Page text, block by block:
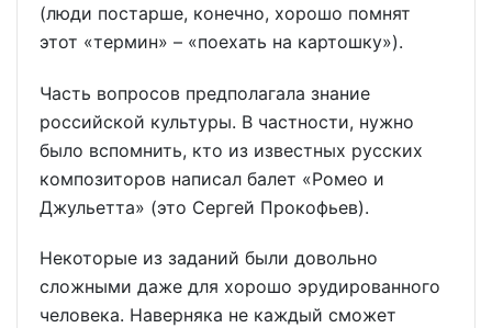
(люди постарше, конечно, хорошо помнят
этот «термин» – «поехать на картошку»).
Часть вопросов предполагала знание
российской культуры. В частности, нужно
было вспомнить, кто из известных русских
композиторов написал балет «Ромео и
Джульетта» (это Сергей Прокофьев).
Некоторые из заданий были довольно
сложными даже для хорошо эрудированного
человека. Наверняка не каждый сможет